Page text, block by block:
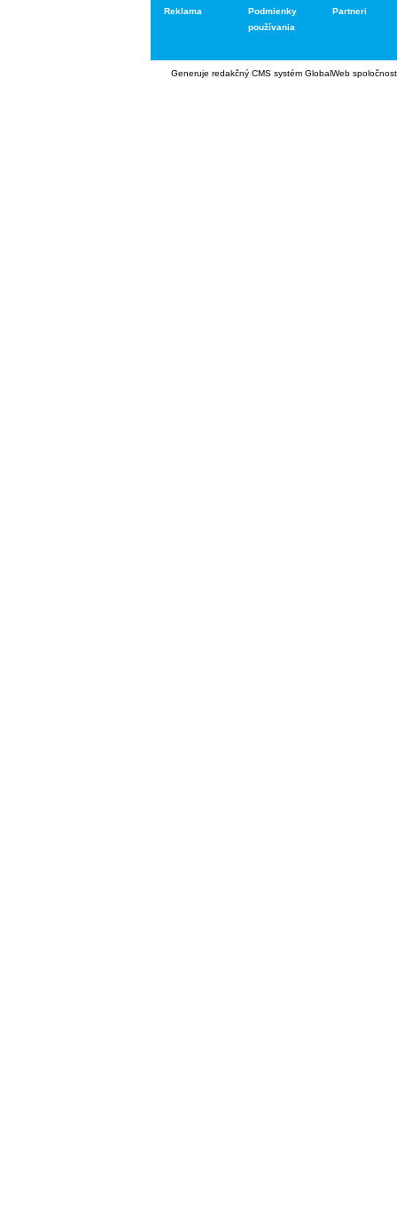
Reklama
Podmienky
používania
Partneri
Generuje redakčný CMS systém GlobalWeb